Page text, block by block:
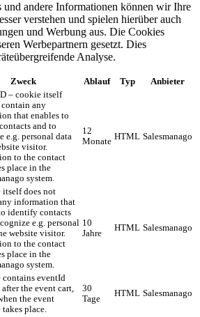
andere Informationen können wir Ihre
verstehen und spielen hierüber auch
und Werbung aus. ​Die Cookies
Werbepartnern gesetzt. Dies
Analyse.
Zweck Ablauf Typ Anbieter
– cookie itself
contain any
that enables to
and to
e.g. personal data
visitor.
to the contact
place in the
system.
12
Monate HTML Salesmanago
itself does not
information that
identify contacts
e.g. personal
website visitor.
to the contact
place in the
system.
10
Jahre
HTML Salesmanago
contains eventId
after the event cart,
the event
takes place.
30
Tage
HTML Salesmanago